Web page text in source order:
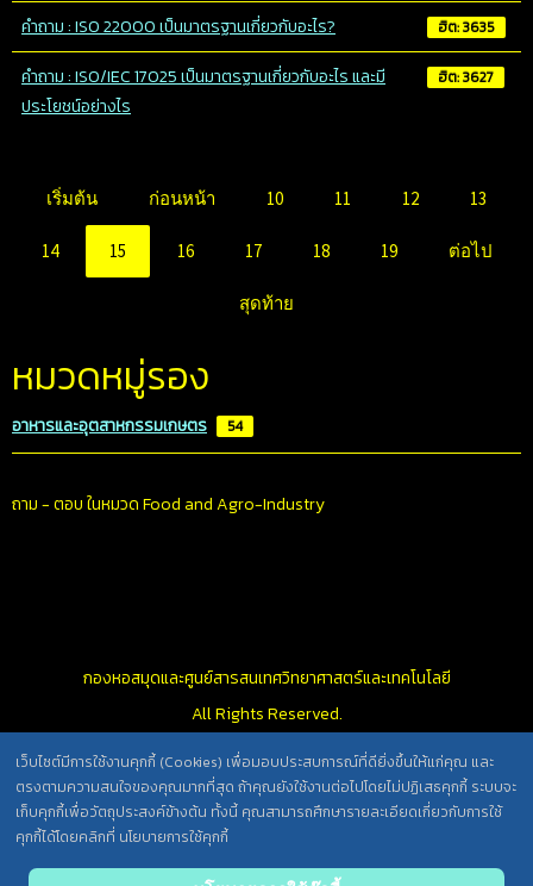
คำถาม : ISO 22000 เป็นมาตรฐานเกี่ยวกับอะไร? ฮิต: 3635
คำถาม : ISO/IEC 17025 เป็นมาตรฐานเกี่ยวกับอะไร และมี
ประโยชน์อย่างไร
ฮิต: 3627
เริ่มต้น ก่อนหน้า 10 11 12 13
14 15 16 17 18 19 ต่อไป
สุดท้าย
หมวดหมู่รอง
อาหารและอุตสาหกรรมเกษตร 54
ถาม - ตอบ ในหมวด Food and Agro-Industry
เว็บไซต์มีการใช้งานคุกกี้ (Cookies) เพื่อมอบประสบการณ์ที่ดียิ่งขึ้นให้แก่คุณ และ
ตรงตามความสนใจของคุณมากที่สุด ถ้าคุณยังใช้งานต่อไปโดยไม่ปฏิเสธคุกกี้ ระบบจะ
เก็บคุกกี้เพื่อวัตถุประสงค์ข้างต้น ทั้งนี้ คุณสามารถศึกษารายละเอียดเกี่ยวกับการใช้
คุกกี้ได้โดยคลิกที่ นโยบายการใช้คุกกี้
กองหอสมุดและศูนย์สารสนเทศวิทยาศาสตร์และเทคโนโลยี
All Rights Reserved.
นโยบายการคุ้มครองข้อมูลส่วนบุคคล วศ. /
ประกาศความเป็นส่วนตัว (Privacy Notice) สำหรับการบริการสารสนเทศ